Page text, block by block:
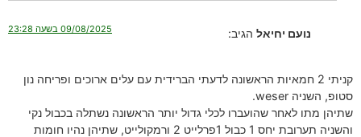
נועם יחיאל הגיב: 09/08/2025 בשעה 23:28
קניתי 2 חמאיות הראשונה לדעתי הברידית עם עלים ארוכים ופריחה נון
סטופ, השניה weser.
שתיהן מתו לאחר שהועברו לכלי גדול יותר הראשונה נשתלה בכבול נקי
והשניה תערובת יחס 1 כבול 1פרלייט 2 ורמקולייט, שתיהן נהיו חומות